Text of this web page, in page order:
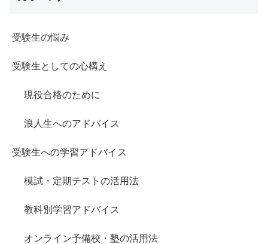
受験生の悩み
受験生としての心構え
現役合格のために
浪人生へのアドバイス
受験生への学習アドバイス
模試・定期テストの活用法
教科別学習アドバイス
オンライン予備校・塾の活用法